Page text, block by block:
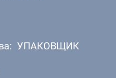
УПАКОВЩИК